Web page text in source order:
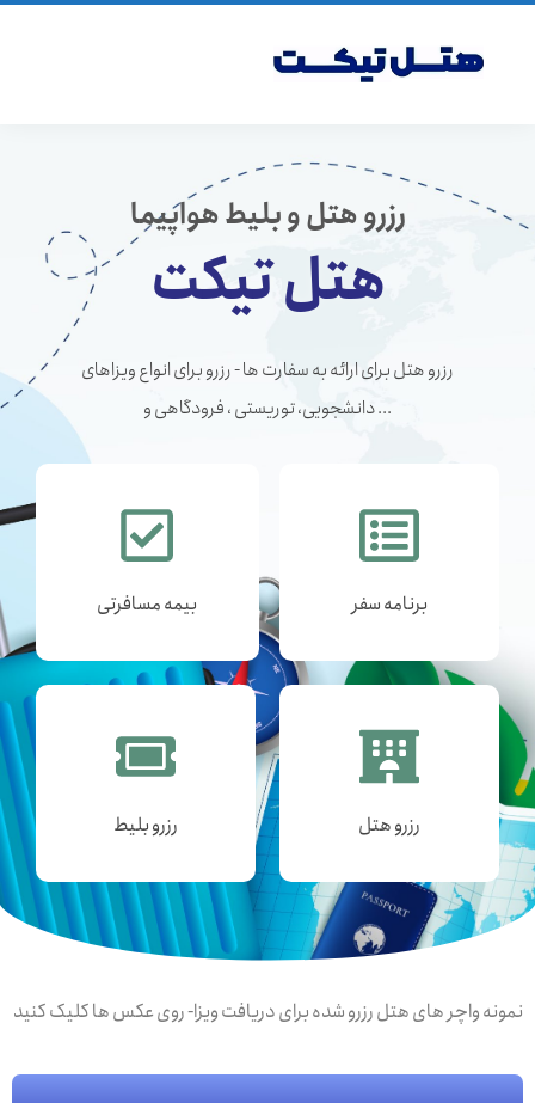
رزرو هتل و بلیط هواپیما
هتل تیکت
رزرو هتل برای ارائه به سفارت ها - رزرو برای انواع ویزاهای
دانشجویی، توریستی ، فرودگاهی و ...
بیمه مسافرتی برنامه سفر
رزرو بلیط رزرو هتل
نمونه واچر های هتل رزرو شده برای دریافت ویزا- روی عکس ها کلیک کنید